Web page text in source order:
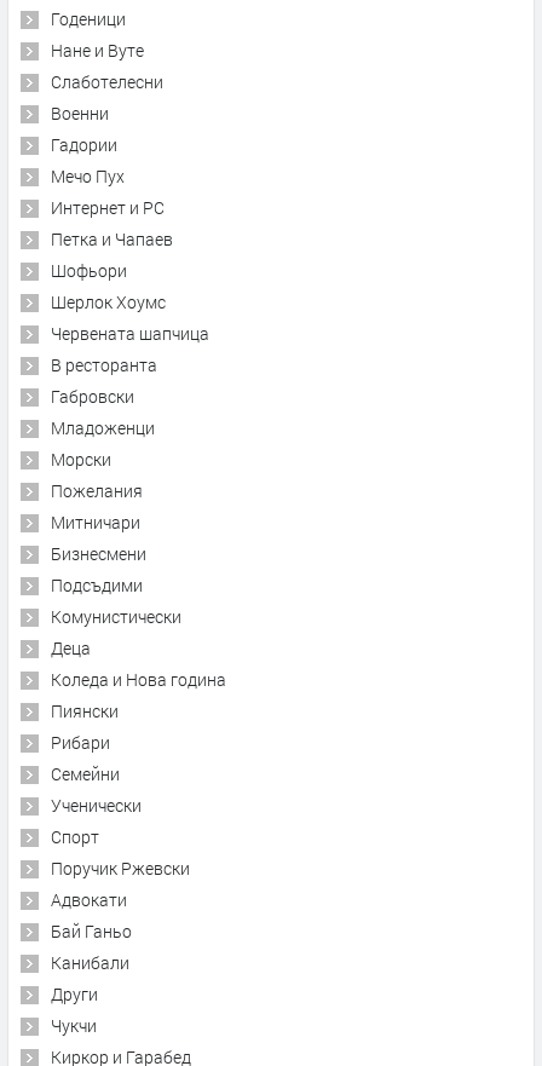
Годеници
Нане и Вуте
Слаботелесни
Военни
Гадории
Мечо Пух
Интернет и PC
Петка и Чапаев
Шофьори
Шерлок Хоумс
Червената шапчица
В ресторанта
Габровски
Младоженци
Морски
Пожелания
Митничари
Бизнесмени
Подсъдими
Комунистически
Деца
Коледа и Нова година
Пиянски
Рибари
Семейни
Ученически
Спорт
Поручик Ржевски
Адвокати
Бай Ганьо
Канибали
Други
Чукчи
Киркор и Гарабед